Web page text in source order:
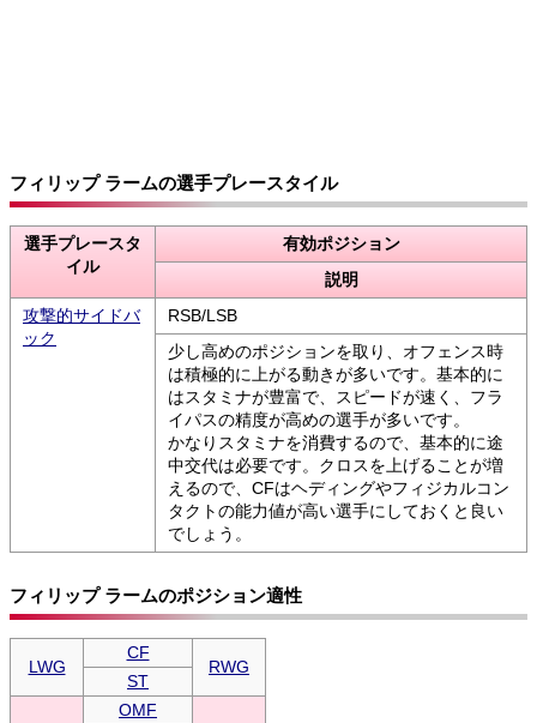
フィリップ ラームの選手プレースタイル
選手プレースタ
イル
有効ポジション
説明
攻撃的サイドバ
ック
RSB/LSB
少し高めのポジションを取り、オフェンス時
は積極的に上がる動きが多いです。基本的に
はスタミナが豊富で、スピードが速く、フラ
イパスの精度が高めの選手が多いです。
かなりスタミナを消費するので、基本的に途
中交代は必要です。クロスを上げることが増
えるので、CFはヘディングやフィジカルコン
タクトの能力値が高い選手にしておくと良い
でしょう。
フィリップ ラームのポジション適性
LWG
CF
RWG
ST
OMF